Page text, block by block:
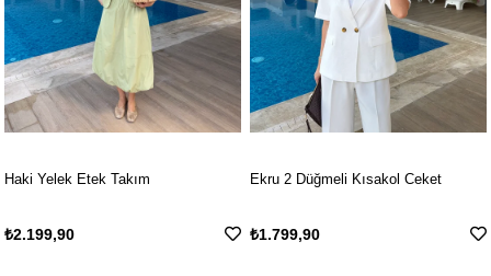
Haki Yelek Etek Takım
₺2.199,90
Ekru 2 Düğmeli Kısakol Ceket
₺1.799,90